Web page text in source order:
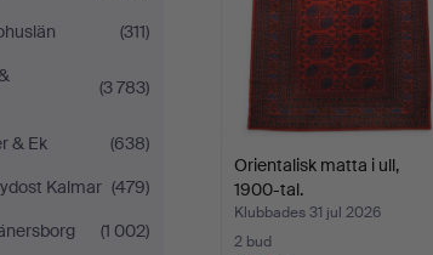
(311)
(3 783)
& Ek
(638)
Kalmar (479)
(1 002)
Orientalisk matta i ull,
1900-tal.
Klubbades 31 jul 2026
2 bud